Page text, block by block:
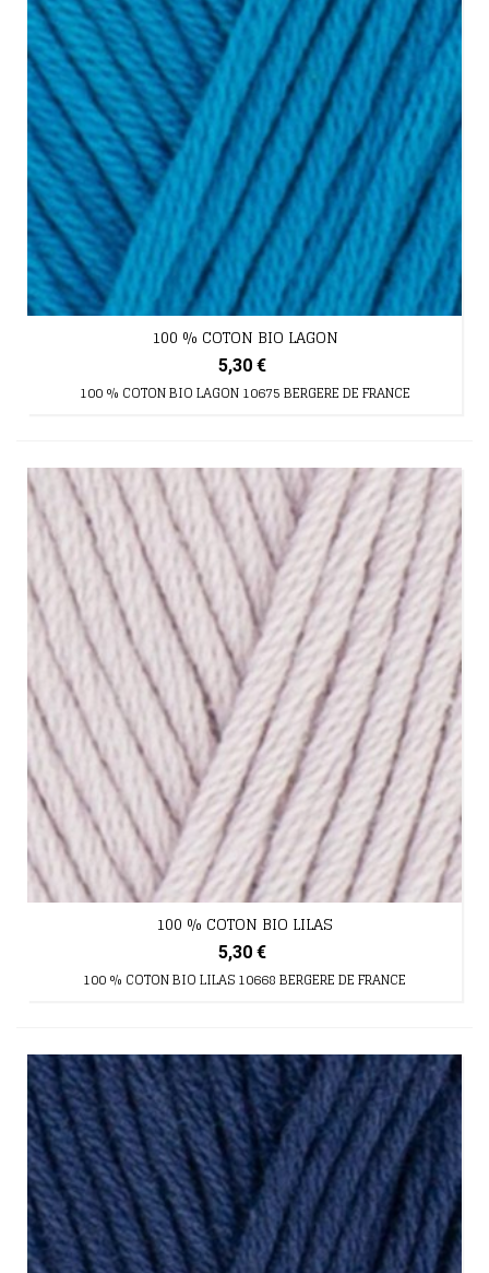
100 % COTON BIO LAGON
5,30 €
100 % COTON BIO LAGON 10675 BERGERE DE FRANCE
100 % COTON BIO LILAS
5,30 €
100 % COTON BIO LILAS 10668 BERGERE DE FRANCE